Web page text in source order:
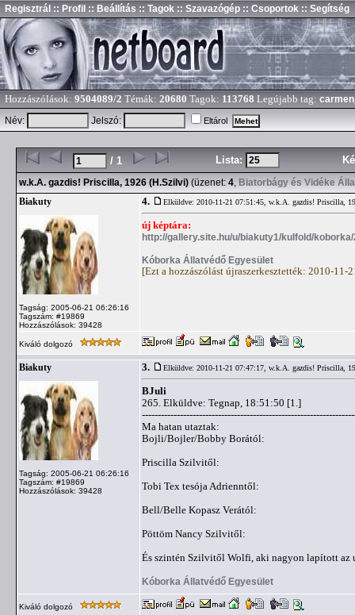
Regisztrál :: Profil :: Beállítás :: Tagok :: Szavazógép :: Csoportok :: Segítség
Hozzászólások: 9504089/2 Témák: 20680 Tagok: 113768 Legújabb tag:
Név:
Jelszó: Eltárol
/ 1 Lista:
w.k.A. gazdis! Priscilla, 1926 (H.Szilvi) (üzenet: 4, Biatorbágy és Vidéke
Biakuty
Tagság: 2005-06-21 06:26:16
Tagszám: #19869
Hozzászólások: 39428
4. Elküldve: 2010-11-21 07:51:45, w.k.A. gazdis! Priscilla,
új képtára:
http://gallery.site.hu/u/biakuty1/kulfold/
Kóborka Állatvédő Egyesület
[Ezt a hozzászólást újraszerkesztették: 2010-11-
Kiváló dolgozó
Biakuty
Tagság: 2005-06-21 06:26:16
Tagszám: #19869
Hozzászólások: 39428
3. Elküldve: 2010-11-21 07:47:17, w.k.A. gazdis! Priscilla,
BJuli
265. Elküldve: Tegnap, 18:51:50 [1.]
Ma hatan utaztak:
Bojli/Bojler/Bobby Borától:
Priscilla Szilvitől:
Tobi Tex tesója Adrienntől:
Bell/Belle Kopasz Verától:
Pöttöm Nancy Szilvitől:
És szintén Szilvitől Wolfi, aki nagyon lapított az
Kóborka Állatvédő Egyesület
Kiváló dolgozó